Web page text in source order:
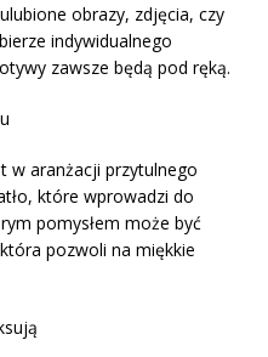
obrazy, zdjęcia, czy
indywidualnego
zawsze będą pod ręką.
w aranżacji przytulnego
które wprowadzi do
pomysłem może być
pozwoli na miękkie